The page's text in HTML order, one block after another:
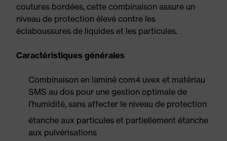
coutures bordées, cette combinaison assure un
niveau de protection élevé contre les
éclaboussures de liquides et les particules.
Caractéristiques générales
Combinaison en laminé com4 uvex et matériau
SMS au dos pour une gestion optimale de
l'humidité, sans affecter le niveau de protection
étanche aux particules et partiellement étanche
aux pulvérisations